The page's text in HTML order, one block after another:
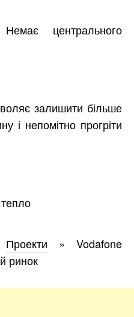
центрального
залишити більше
і непомітно прогріти
Проекти »Vodafone
ринок